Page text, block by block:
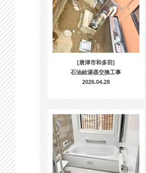
[唐津市和多田]
石油給湯器交換工事
2026.04.28